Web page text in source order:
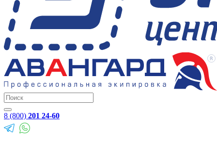
8 (800) 201 24-60